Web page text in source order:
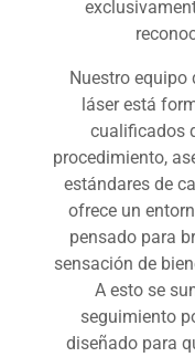
Nuestro equipo
láser está
cualificados
procedimiento,
estándares de
ofrece un
pensado para
sensación de
A esto se
seguimiento
diseñado para